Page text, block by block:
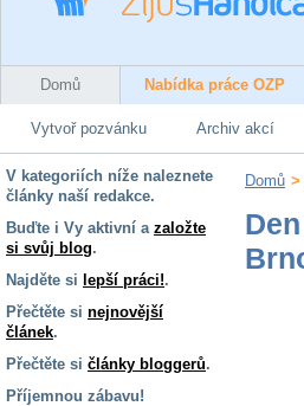
Domů Nabídka práce OZP
Vytvoř pozvánku Archiv akcí
V kategoriích níže naleznete
články naší redakce.
Buďte i Vy aktivní a založte
si svůj blog.
Najděte si lepší práci!.
Přečtěte si nejnovější
článek.
Přečtěte si články bloggerů.
Příjemnou zábavu!
Domů >